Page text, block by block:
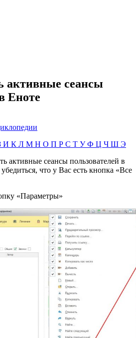
активные сеансы
Еноте
И К Л М Н О П Р С Т УФ Ц Ч Ш Э
активные сеансы пользователей в
что у Вас есть кнопка «Все
«Параметры»